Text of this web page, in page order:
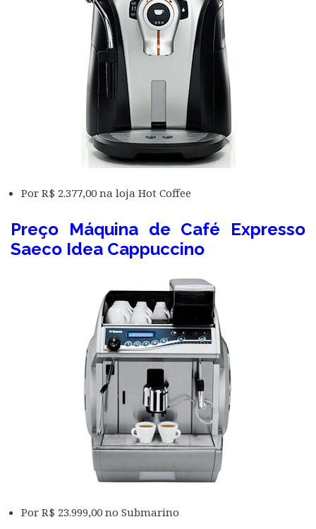
Por R$ 2.377,00 na loja Hot Coffee
Preço Máquina de Café Expresso
Saeco Idea Cappuccino
Por R$ 23.999,00 no Submarino